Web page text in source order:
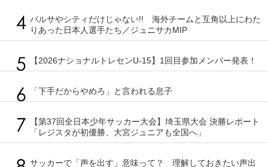
バルサやシティだけじゃない!! 海外チームと互角以上にわた
りあった日本人選手たち／ジュニサカMIP
【2026ナショナルトレセンU-15】1回目参加メンバー発表！
「下手だからやめろ」と言われる息子
【第37回全日本少年サッカー大会】埼玉県大会 決勝レポート
「レジスタが初優勝、大宮ジュニアも全国へ」
サッカーで「声を出す」意味って？ 理解しておきたい声出